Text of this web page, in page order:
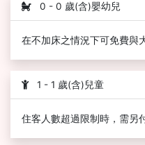
0 - 0 歲(含)嬰幼兒
在不加床之情況下可免費與
1 - 1 歲(含)兒童
住客人數超過限制時，需另